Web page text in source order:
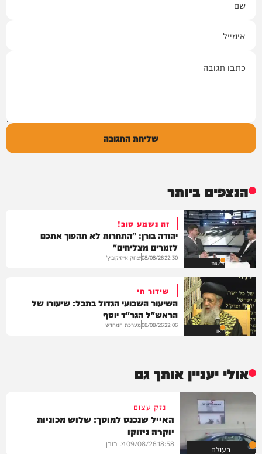
שליחת התגובה
הנצפים ביותר
חדשות
זה נשמע טוב!
יהודה בורן: "התחרות לא תהפוך אתכם
לזמרים מצליחים"
22:30
08/08/26יצחק אייזיקוביץ'
וידאו
שידור חי
השיעור השבועי הגדול בתבל: שיעורו של
הראש"ל הגר"ד יוסף
22:06
08/08/26מערכת המחדש
אולי יעניין אותך גם
בעולם
נזק עצום
האייל שנכנס למוסך: שלוש מכוניות
יוקרה ניזוקו
18:58
09/08/26מ. רובן